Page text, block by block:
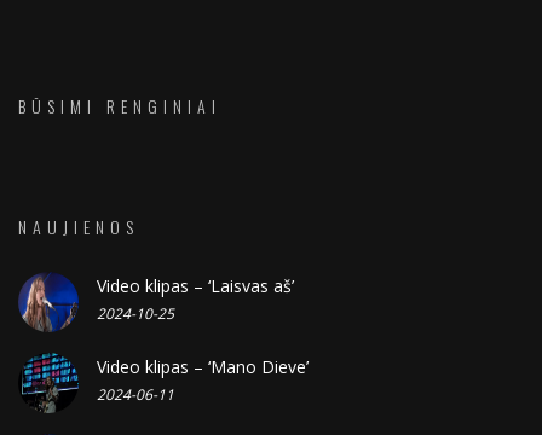
BŪSIMI RENGINIAI
NAUJIENOS
Video klipas – ‘Laisvas aš’
2024-10-25
Video klipas – ‘Mano Dieve’
2024-06-11